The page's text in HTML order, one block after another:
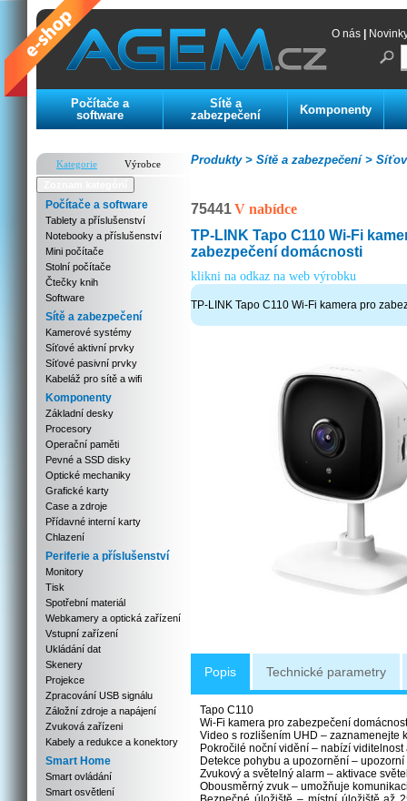
O nás
Počítače a
software
Sítě a
zabezpečení
Komponenty
Kategorie
Výrobce
Počítače a software
Tablety a příslušenství
Notebooky a příslušenství
Mini počítače
Stolní počítače
Čtečky knih
Software
Sítě a zabezpečení
Kamerové systémy
Síťové aktivní prvky
Síťové pasivní prvky
Kabeláž pro sítě a wifi
Komponenty
Základní desky
Procesory
Operační paměti
Pevné a SSD disky
Optické mechaniky
Grafické karty
Case a zdroje
Přídavné interní karty
Chlazení
Periferie a příslušenství
Monitory
Tisk
Spotřební materiál
Webkamery a optická zařízení
Vstupní zařízení
Ukládání dat
Skenery
Projekce
Zpracování USB signálu
Záložní zdroje a napájení
Zvuková zařízeni
Kabely a redukce a konektory
Smart Home
Smart ovládání
Smart osvětlení
Sítě a zabezpečení >
Produkty >
75441V nabídce
TP-LINK Tapo C110 Wi-Fi
zabezpečení domácnosti
klikni na odkaz na web výrobku
TP-LINK Tapo C110 Wi-Fi kamera pro
Popis Technické parametry
Tapo C110
Wi-Fi kamera pro zabezpečení
Video s rozlišením UHD – zaznamenejte
Pokročilé noční vidění – nabízí
Detekce pohybu a upozornění –
Zvukový a světelný alarm – aktivace
Obousměrný zvuk – umožňuje